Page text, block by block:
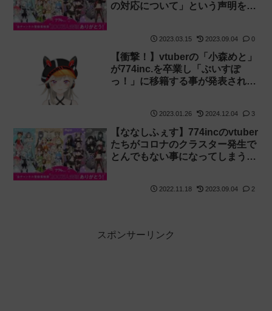
の対応について」という声明を発
2023.03.15 2023.09.04 0
【衝撃！】vtuberの「小森めと」
が774inc.を卒業し「ぶいすぽ
っ！」に移籍する事が発表されま
2023.01.26 2024.12.04 3
【ななしふぇす】774incのvtuber
たちがコロナのクラスター発生で
とんでもない事になってしまう
2022.11.18 2023.09.04 2
スポンサーリンク